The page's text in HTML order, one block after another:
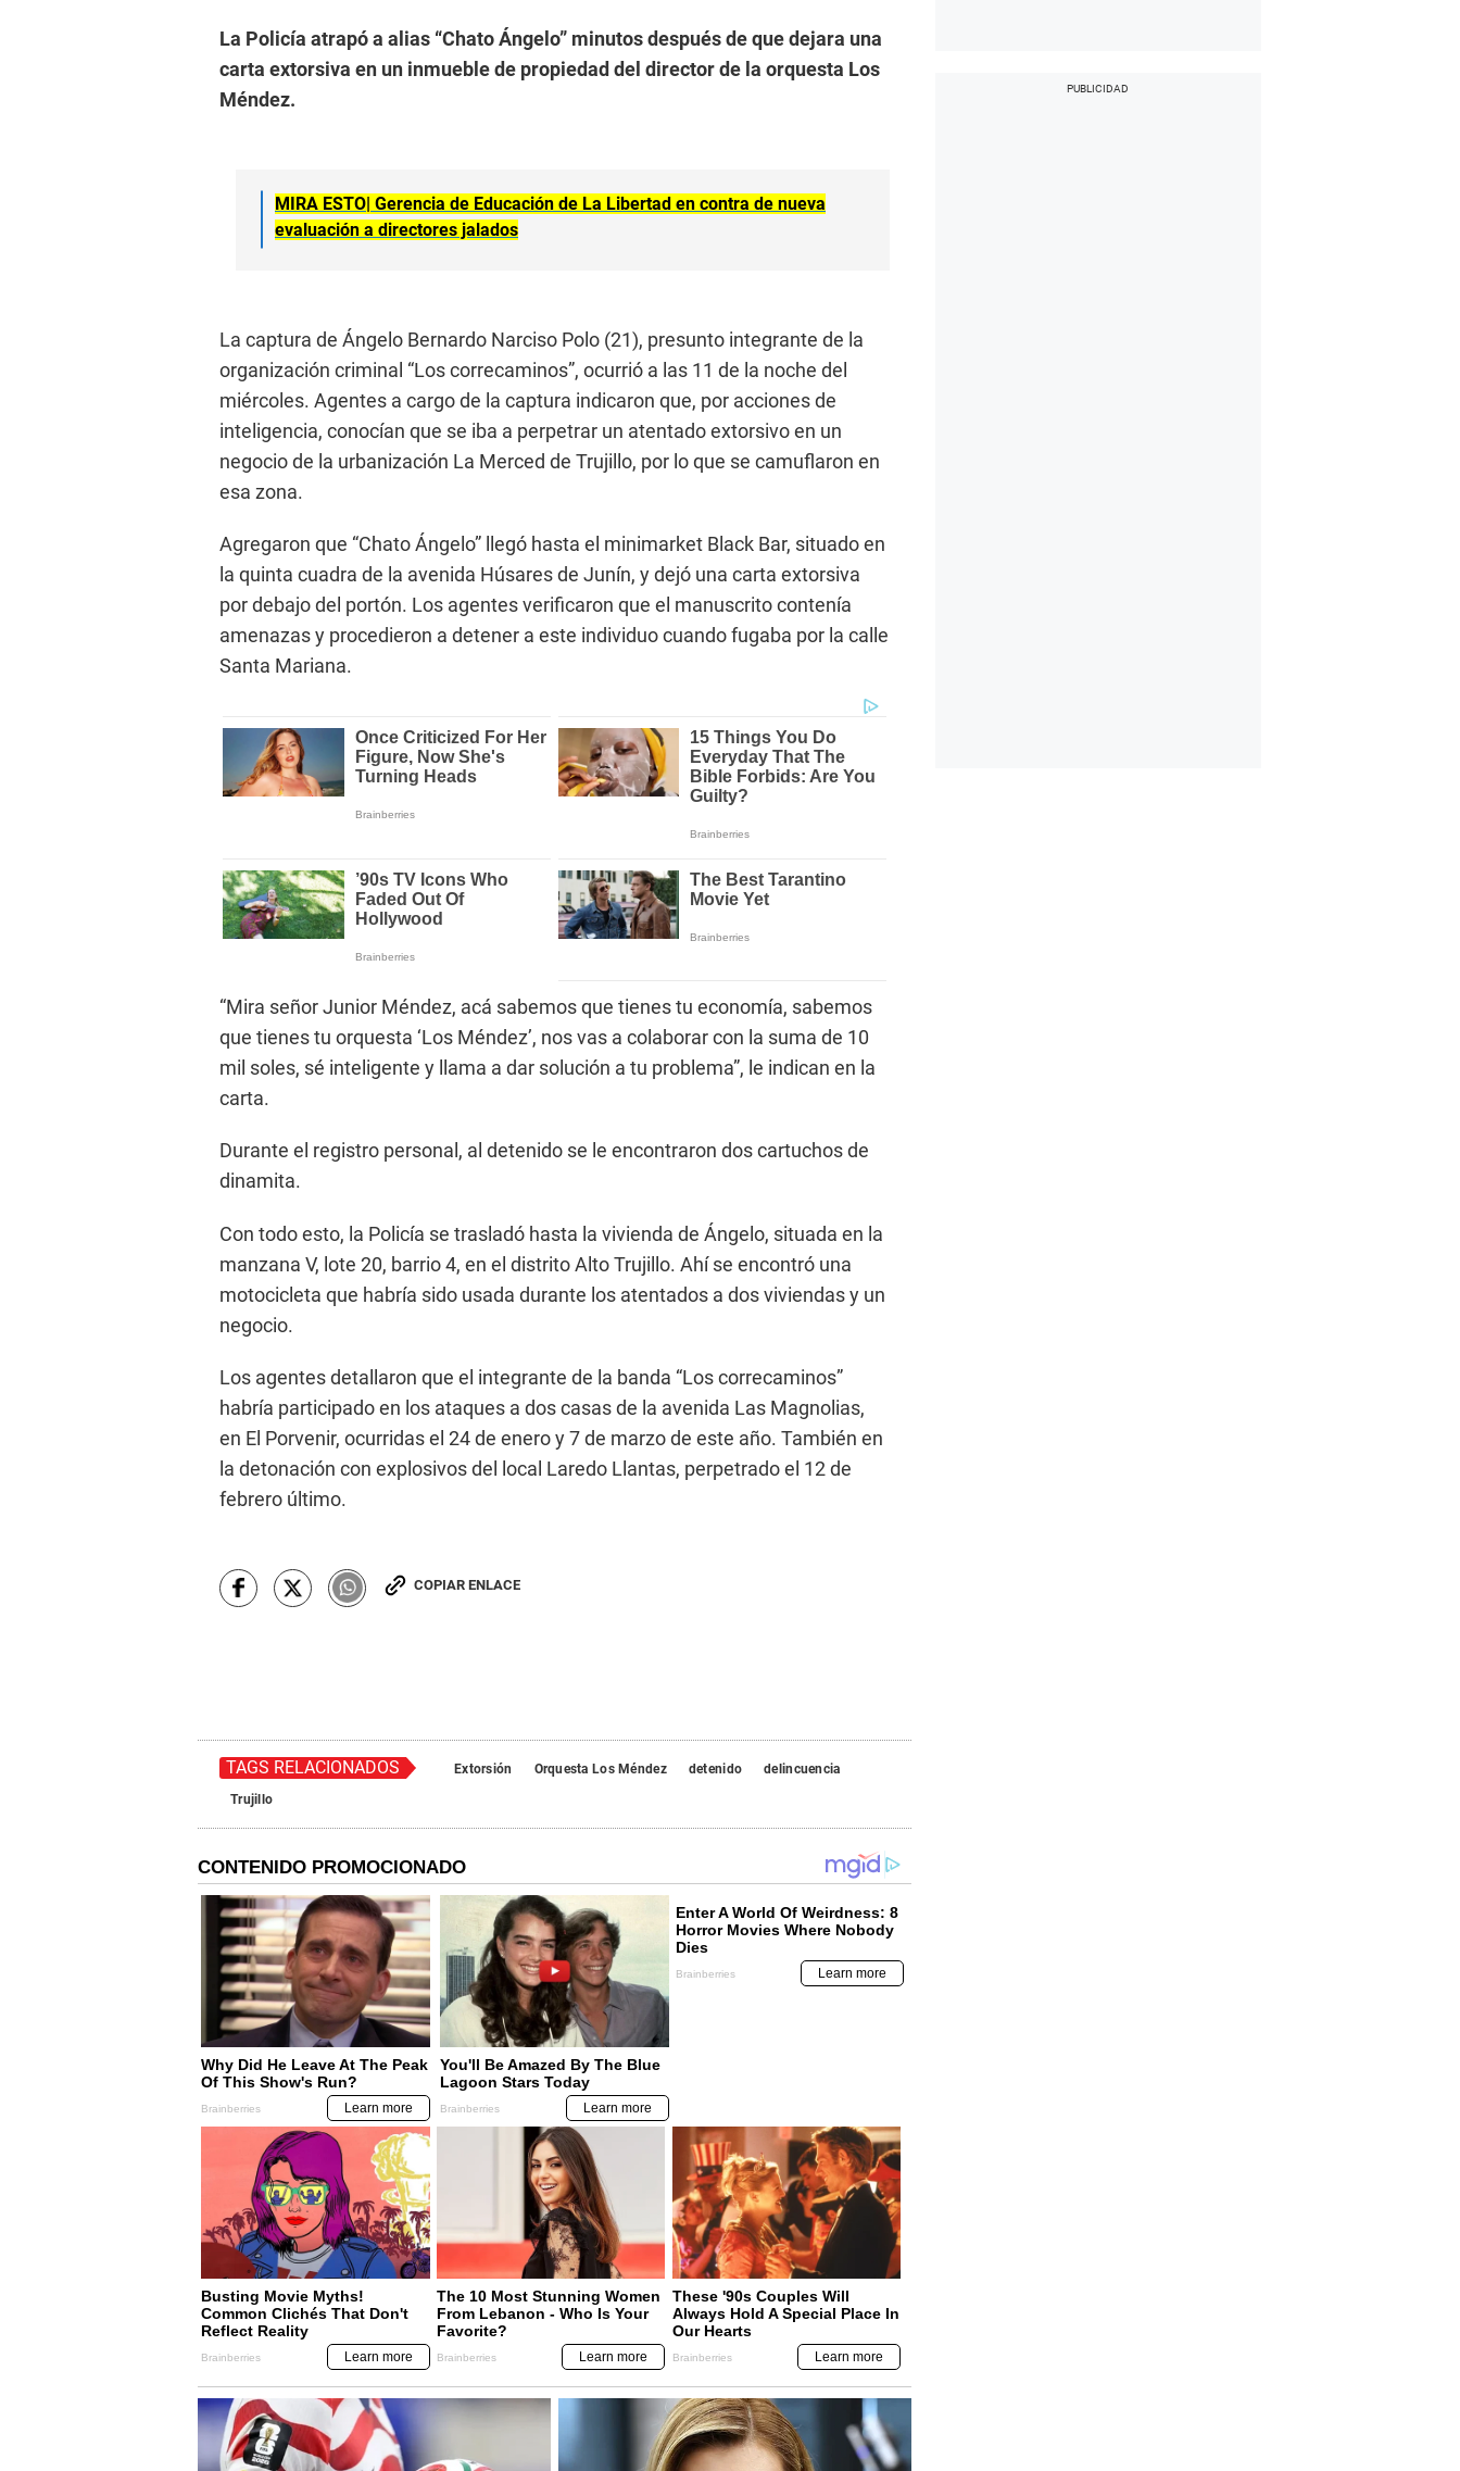
La Policía atrapó a alias “Chato Ángelo” minutos después de que dejara una
carta extorsiva en un inmueble de propiedad del director de la orquesta Los
Méndez.
MIRA ESTO| Gerencia de Educación de La Libertad en contra de nueva
evaluación a directores jalados
La captura de Ángelo Bernardo Narciso Polo (21), presunto integrante de la
organización criminal “Los correcaminos”, ocurrió a las 11 de la noche del
miércoles. Agentes a cargo de la captura indicaron que, por acciones de
inteligencia, conocían que se iba a perpetrar un atentado extorsivo en un
negocio de la urbanización La Merced de Trujillo, por lo que se camuflaron en
esa zona.
Agregaron que “Chato Ángelo” llegó hasta el minimarket Black Bar, situado en
la quinta cuadra de la avenida Húsares de Junín, y dejó una carta extorsiva
por debajo del portón. Los agentes verificaron que el manuscrito contenía
amenazas y procedieron a detener a este individuo cuando fugaba por la calle
Santa Mariana.
“Mira señor Junior Méndez, acá sabemos que tienes tu economía, sabemos
que tienes tu orquesta ‘Los Méndez’, nos vas a colaborar con la suma de 10
mil soles, sé inteligente y llama a dar solución a tu problema”, le indican en la
carta.
Durante el registro personal, al detenido se le encontraron dos cartuchos de
dinamita.
Con todo esto, la Policía se trasladó hasta la vivienda de Ángelo, situada en la
manzana V, lote 20, barrio 4, en el distrito Alto Trujillo. Ahí se encontró una
motocicleta que habría sido usada durante los atentados a dos viviendas y un
negocio.
Los agentes detallaron que el integrante de la banda “Los correcaminos”
habría participado en los ataques a dos casas de la avenida Las Magnolias,
en El Porvenir, ocurridas el 24 de enero y 7 de marzo de este año. También en
la detonación con explosivos del local Laredo Llantas, perpetrado el 12 de
febrero último.
COPIAR ENLACE
TAGS RELACIONADOS Extorsión Orquesta Los Méndez detenido
delincuencia
Trujillo